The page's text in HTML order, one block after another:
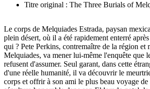
Titre original : The Three Burials of
Le corps de Melquiades Estrada, paysan
plein désert, où il a été rapidement enterré
qui ? Pete Perkins, contremaître de la région et
Melquiades, va mener lui-même l'enquête que
refusent d'assumer. Seul garant, dans cette
d'une réelle humanité, il va découvrir le
corps et offrir à son ami le plus beau voyage de